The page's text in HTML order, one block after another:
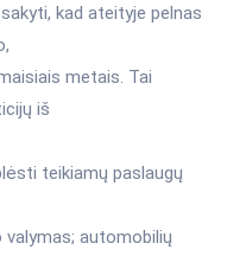
kad ateityje pelnas
metais. Tai
iš
teikiamų paslaugų
automobilių